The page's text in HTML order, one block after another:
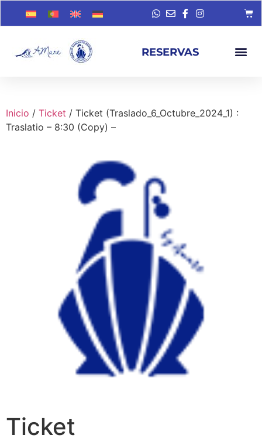
RESERVAS
Inicio / Ticket / Ticket (Traslado_6_Octubre_2024_1) :
Traslatio – 8:30 (Copy) –
Ticket